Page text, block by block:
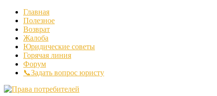
Главная
Полезное
Возврат
Жалоба
Юридические советы
Горячая линия
Форум
📞Задать вопрос юристу